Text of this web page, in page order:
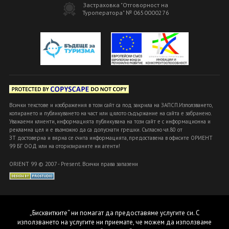
Застраховка "Отговорност на
Туроператора" № 0650000276
Всички текстове и изображения в този сайт са под закрила на ЗАПСП.Използването,
копирането и публикуването на част или цялото съдържание на сайта е забранено.
Уважаеми клиенти, информацията публикувана на този сайт е с информационна и
рекламна цел и е възможно да са допуснати грешки. Съгласно чл.80 от
ЗТ достоверна и вярна се счита информацията, предоставена в офисите ОРИЕНТ
99 БГ ООД или на оторизираните ни агенти!
ORIENT 99 © 2007 - Present. Всички права запазени
„Бисквитките“ ни помагат да предоставяме услугите си. С
използването на услугите ни приемате, че можем да използваме